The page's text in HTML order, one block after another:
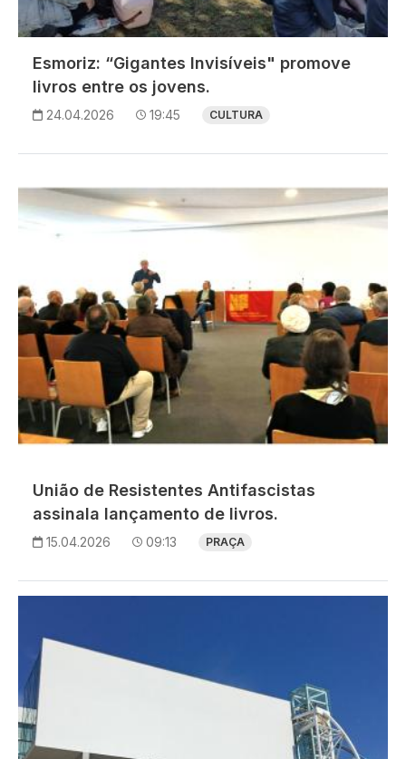
Esmoriz: “Gigantes Invisíveis" promove
livros entre os jovens.
24.04.2026 19:45 CULTURA
União de Resistentes Antifascistas
assinala lançamento de livros.
15.04.2026 09:13 PRAÇA